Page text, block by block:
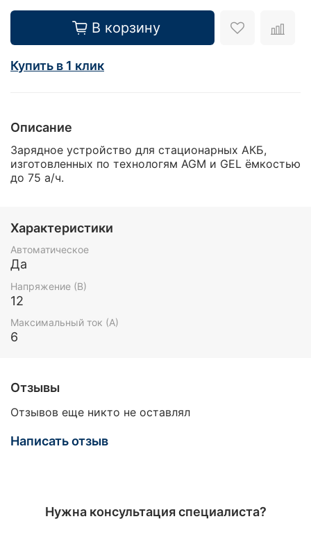
В корзину
Купить в 1 клик
Описание
Зарядное устройство для стационарных АКБ,
изготовленных по технологям AGM и GEL ёмкостью
до 75 а/ч.
Характеристики
Автоматическое
Да
Напряжение (В)
12
Максимальный ток (А)
6
Отзывы
Отзывов еще никто не оставлял
Написать отзыв
Нужна консультация специалиста?